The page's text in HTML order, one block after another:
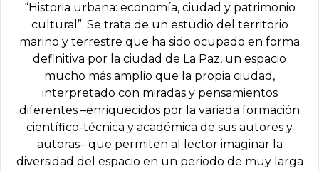
“Historia urbana: economía, ciudad y patrimonio
cultural”. Se trata de un estudio del territorio
marino y terrestre que ha sido ocupado en forma
definitiva por la ciudad de La Paz, un espacio
mucho más amplio que la propia ciudad,
interpretado con miradas y pensamientos
diferentes –enriquecidos por la variada formación
científico-técnica y académica de sus autores y
autoras– que permiten al lector imaginar la
diversidad del espacio en un periodo de muy larga